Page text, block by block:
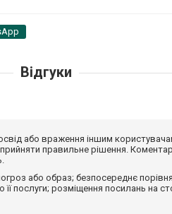
Відгуки
або враження іншим
правильне рішення.
або образ; безпосереднє
послуги; розміщення посилань на